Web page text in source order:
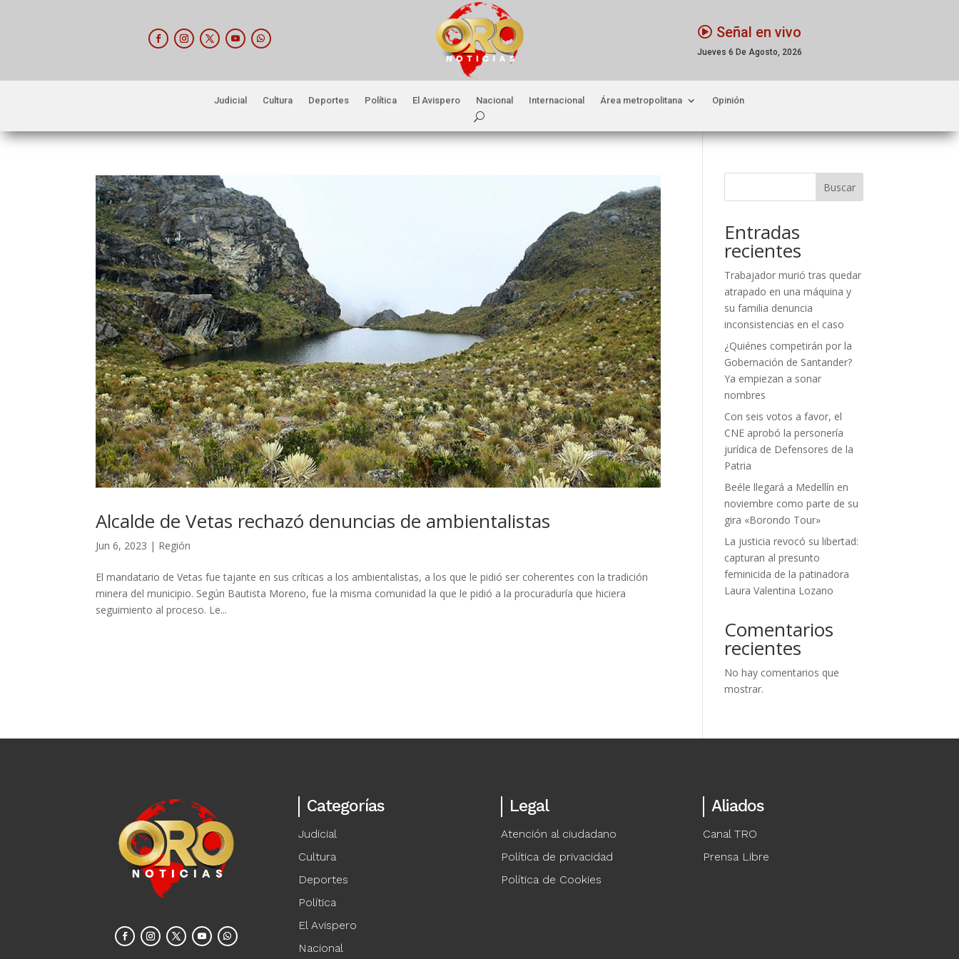
Señal en vivo
Jueves 6 De Agosto, 2026
Judicial Cultura Deportes Política El Avispero Nacional Internacional Área metropolitana Opinión
Alcalde de Vetas rechazó denuncias de ambientalistas
Jun 6, 2023 | Región
El mandatario de Vetas fue tajante en sus críticas a los ambientalistas, a los que le pidió ser coherentes con la tradición
minera del municipio. Según Bautista Moreno, fue la misma comunidad la que le pidió a la procuraduría que hiciera
seguimiento al proceso. Le...
Buscar
Entradas
recientes
Trabajador murió tras quedar
atrapado en una máquina y
su familia denuncia
inconsistencias en el caso
¿Quiénes competirán por la
Gobernación de Santander?
Ya empiezan a sonar
nombres
Con seis votos a favor, el
CNE aprobó la personería
jurídica de Defensores de la
Patria
Beéle llegará a Medellín en
noviembre como parte de su
gira «Borondo Tour»
La justicia revocó su libertad:
capturan al presunto
feminicida de la patinadora
Laura Valentina Lozano
Comentarios
recientes
No hay comentarios que
mostrar.
Categorías
Judicial
Cultura
Deportes
Política
El Avispero
Nacional
Legal
Atención al ciudadano
Política de privacidad
Política de Cookies
Aliados
Canal TRO
Prensa Libre